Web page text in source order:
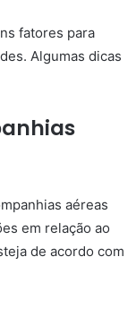
fatores para
Algumas dicas
aéreas
em relação ao
de acordo com